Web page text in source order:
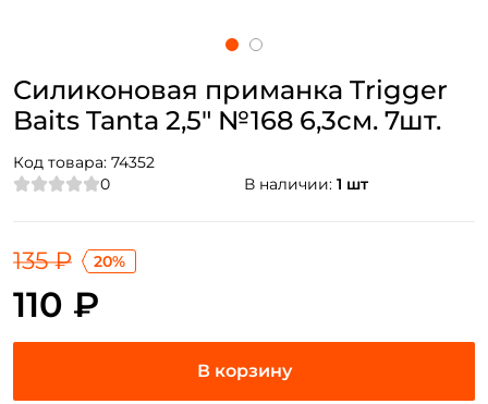
Силиконовая приманка Trigger
Baits Tanta 2,5" №168 6,3см. 7шт.
Код товара: 74352
0
В наличии: 1 шт
110 ₽
135 ₽ 20%